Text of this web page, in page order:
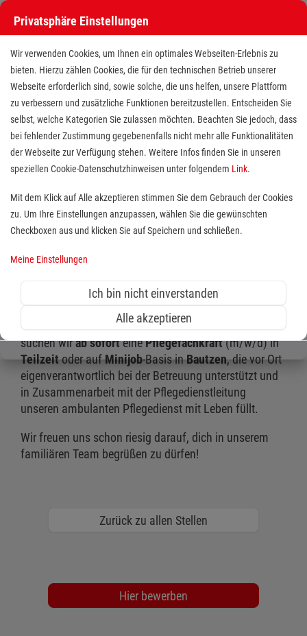
Pflegefachkraft (m/w/d) in der
ambulanten Pflege
Standort(e):Bautzen
mit dir unser Versprechen umsetzen, allen Menschen
zu helfen und ihnen ein würdevolles Leben zu
Um unseren hohen Standard aufrecht zu halten,
suchen wirab soforteinePflegefachkraft(m/w/d) in
Teilzeitoder aufMinijob-Basis inBautzen, die vor Ort
eigenverantwortlich bei der Betreuung unterstützt und
in Zusammenarbeit mit der Pflegedienstleitung
unseren ambulanten Pflegedienst mit Leben füllt.
Wir freuen uns schon riesig darauf, dich in unserem
familiären Team begrüßen zu dürfen!
Zurück zu allen Stellen
Hier bewerben
Privatsphäre Einstellungen
Wir verwenden Cookies, um Ihnen ein optimales Webseiten-Erlebnis zu
bieten. Hierzu zählen Cookies, die für den technischen Betrieb unserer
Webseite erforderlich sind, sowie solche, die uns helfen, unsere Plattform
zu verbessern und zusätzliche Funktionen bereitzustellen. Entscheiden Sie
selbst, welche Kategorien Sie zulassen möchten. Beachten Sie jedoch, dass
bei fehlender Zustimmung gegebenenfalls nicht mehr alle Funktionalitäten
der Webseite zur Verfügung stehen. Weitere Infos finden Sie in unseren
speziellen Cookie-Datenschutzhinweisen unter folgendem Link.
Mit dem Klick auf Alle akzeptieren stimmen Sie dem Gebrauch der Cookies
zu. Um Ihre Einstellungen anzupassen, wählen Sie die gewünschten
Checkboxen aus und klicken Sie auf Speichern und schließen.
Meine Einstellungen
Ich bin nicht einverstanden
Alle akzeptieren